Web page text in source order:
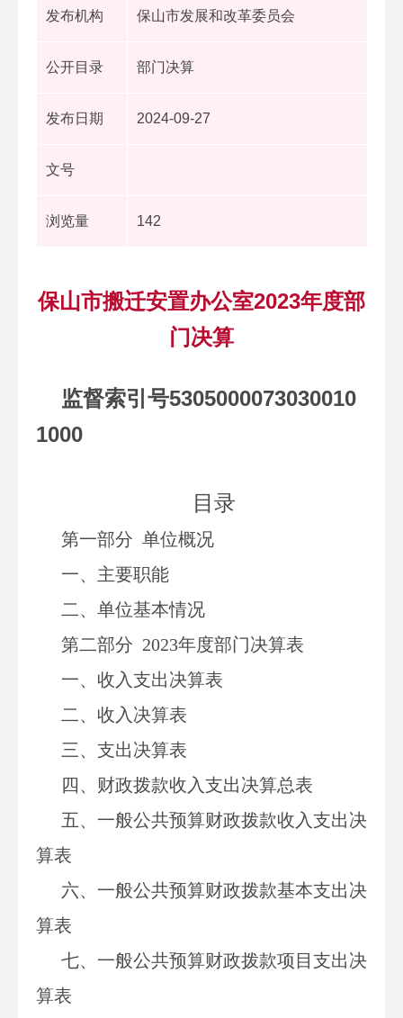
发布机构 保山市发展和改革委员会
公开目录 部门决算
发布日期 2024-09-27
文号
浏览量 142
保山市搬迁安置办公室2023年度部
门决算
监督索引号5305000073030010
1000
目录
第一部分 单位概况
一、主要职能
二、单位基本情况
第二部分 2023年度部门决算表
一、收入支出决算表
二、收入决算表
三、支出决算表
四、财政拨款收入支出决算总表
五、一般公共预算财政拨款收入支出决
算表
六、一般公共预算财政拨款基本支出决
算表
七、一般公共预算财政拨款项目支出决
算表